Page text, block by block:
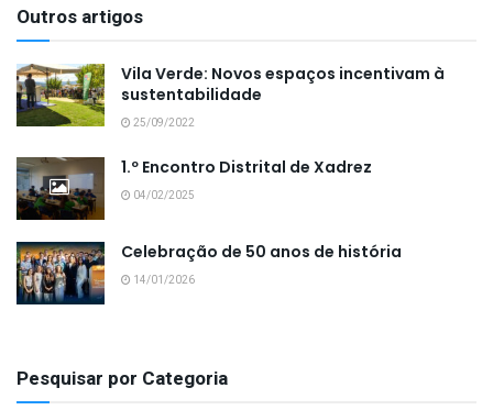
Outros artigos
Vila Verde: Novos espaços incentivam à
sustentabilidade
25/09/2022
1.º Encontro Distrital de Xadrez
04/02/2025
Celebração de 50 anos de história
14/01/2026
Pesquisar por Categoria